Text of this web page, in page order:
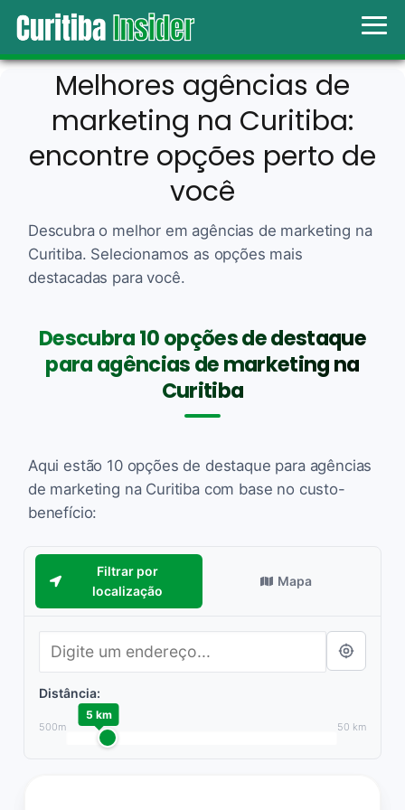
Melhores agências de
marketing na Curitiba:
encontre opções perto de
você
Descubra o melhor em agências de marketing na
Curitiba. Selecionamos as opções mais
destacadas para você.
Descubra 10 opções de destaque
para agências de marketing na
Curitiba
Aqui estão 10 opções de destaque para agências
de marketing na Curitiba com base no custo-
benefício:
Filtrar por
localização
Mapa
Distância:
500m
5 km
50 km